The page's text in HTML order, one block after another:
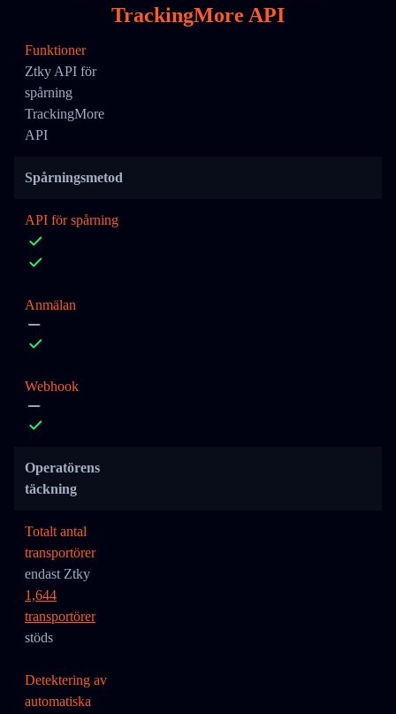
TrackingMore API
Funktioner
Ztky API för
spårning
TrackingMore
API
Spårningsmetod
API för spårning
Anmälan
Webhook
Operatörens
täckning
Totalt antal
transportörer
endast Ztky
1,644
transportörer
stöds
Detektering av
automatiska